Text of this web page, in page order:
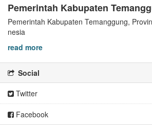
Pemerintah Kabupaten
Pemerintah Kabupaten Temanggung,
nesia
read more
Social
Twitter
Facebook